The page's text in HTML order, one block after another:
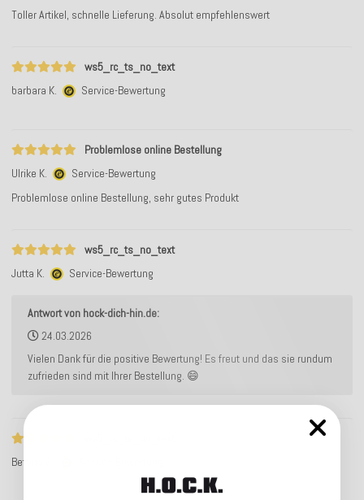
Toller Artikel, schnelle Lieferung. Absolut empfehlenswert
ws5_rc_ts_no_text
barbara K.
Service-Bewertung
Problemlose online Bestellung
Ulrike K.
Service-Bewertung
Problemlose online Bestellung, sehr gutes Produkt
ws5_rc_ts_no_text
Jutta K.
Service-Bewertung
Antwort von hock-dich-hin.de:
24.03.2026
Vielen Dank für die positive Bewertung! Es freut und das sie rundum
zufrieden sind mit Ihrer Bestellung. 😄
Bettina S.